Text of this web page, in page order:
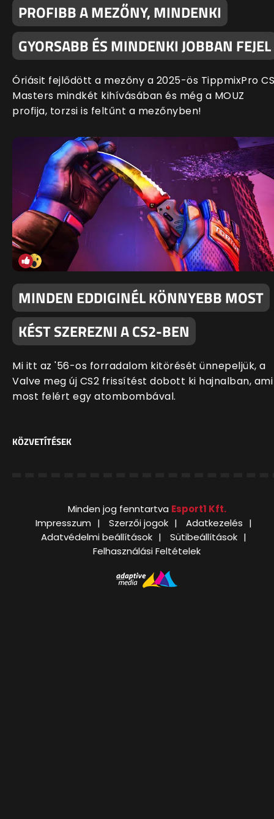
PROFIBB A MEZŐNY, MINDENKI
GYORSABB ÉS MINDENKI JOBBAN FEJEL
Óriásit fejlődött a mezőny a 2025-ös TippmixPro
Masters mindkét kihívásában és még a MOUZ
profija, torzsi is feltűnt a mezőnyben!
MINDEN EDDIGINÉL KÖNNYEBB MOST
KÉST SZEREZNI A CS2-BEN
Mi itt az '56-os forradalom kitörését ünnepeljük, a
Valve meg új CS2 frissítést dobott ki hajnalban, ami
most felért egy atombombával.
KÖZVETÍTÉSEK
Minden jog fenntartva Esport1 Kft.
Impresszum
Szerzői jogok
Adatkezelés
Adatvédelmi beállítások
Sütibeállítások
Felhasználási Feltételek